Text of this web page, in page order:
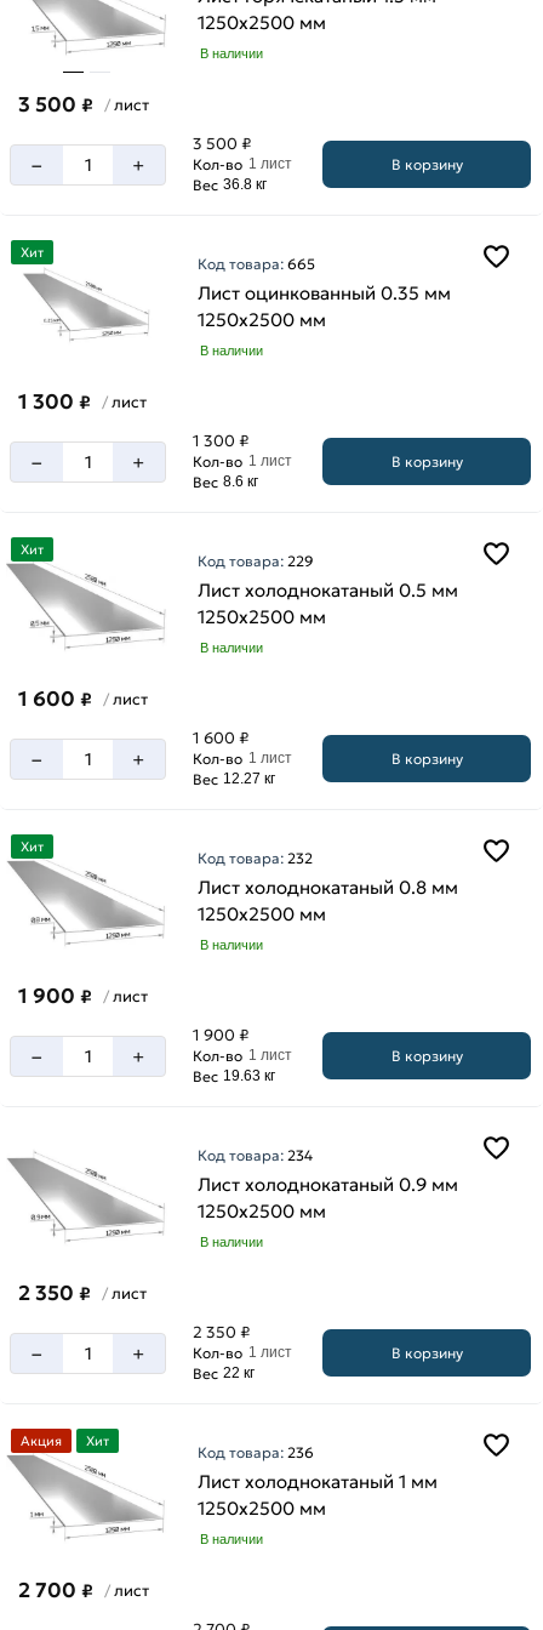
1250х2500 мм
В наличии
3 500 ₽ / лист
– +
3 500 ₽
Кол-во 1 лист
Вес 36.8 кг
В корзину
Хит
Код товара:665
Лист оцинкованный 0.35 мм
1250х2500 мм
В наличии
1 300 ₽ / лист
– +
1 300 ₽
Кол-во 1 лист
Вес 8.6 кг
В корзину
Хит
Код товара: 229
Лист холоднокатаный 0.5 мм
1250х2500 мм
В наличии
1 600 ₽ / лист
– +
1 600 ₽
Кол-во 1 лист
Вес 12.27 кг
В корзину
Хит
Код товара: 232
Лист холоднокатаный 0.8 мм
1250х2500 мм
В наличии
1 900 ₽ / лист
– +
1 900 ₽
Кол-во 1 лист
Вес 19.63 кг
В корзину
Код товара: 234
Лист холоднокатаный 0.9 мм
1250х2500 мм
В наличии
2 350 ₽ / лист
– +
2 350 ₽
Кол-во 1 лист
Вес 22 кг
В корзину
Акция Хит
Код товара: 236
Лист холоднокатаный 1 мм
1250х2500 мм
В наличии
2 700 ₽ / лист